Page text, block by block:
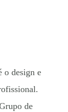
design e
de